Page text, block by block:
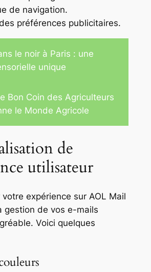
de navigation.
préférences publicitaires.
le noir à Paris : une
unique
Bon Coin des Agriculteurs
le Monde Agricole
de
utilisateur
expérience sur AOL Mail
gestion de vos e-mails
Voici quelques